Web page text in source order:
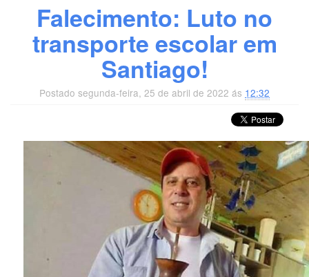
Falecimento: Luto no
transporte escolar em
Santiago!
Postado segunda-feira, 25 de abril de 2022 ás 12:32